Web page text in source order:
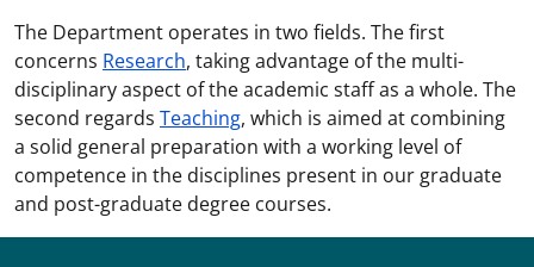
The Department operates in two fields. The first
concerns Research, taking advantage of the multi-
disciplinary aspect of the academic staff as a whole. The
second regards Teaching, which is aimed at combining
a solid general preparation with a working level of
competence in the disciplines present in our graduate
and post-graduate degree courses.